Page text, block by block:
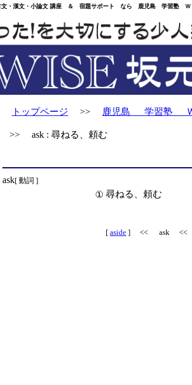
・漢文・小論文 講座 ＆ 宿題サポート なら 鹿児島 学習塾 ＷＩ
トップページ >> 鹿児島 学習塾
>> ask : 尋ねる、頼む
ask[ 動詞 ]
① 尋ねる、頼む
[ aside ] << ask